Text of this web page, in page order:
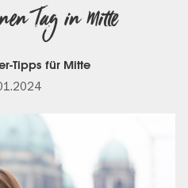
Tag in Mitte
Tipps für Mitte